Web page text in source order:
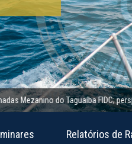
do Taguaíba FIDC; perspectiva
Relatórios de